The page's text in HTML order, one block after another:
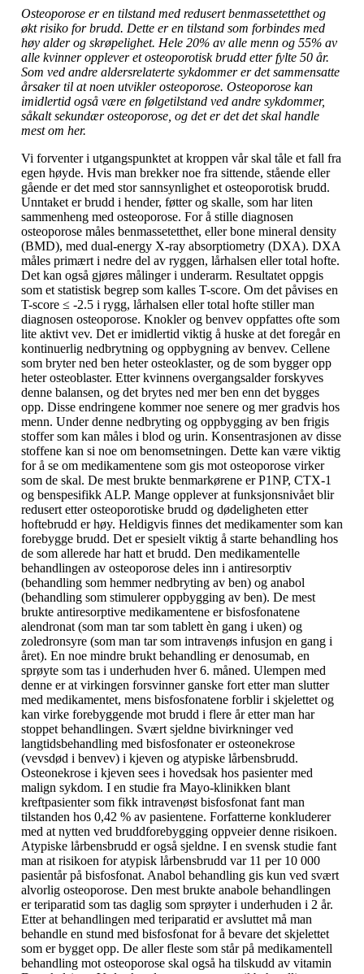
Osteoporose er en tilstand med redusert benmassetetthet og
økt risiko for brudd. Dette er en tilstand som forbindes med
høy alder og skrøpelighet. Hele 20% av alle menn og 55% av
alle kvinner opplever et osteoporotisk brudd etter fylte 50 år.
Som ved andre aldersrelaterte sykdommer er det sammensatte
årsaker til at noen utvikler osteoporose. Osteoporose kan
imidlertid også være en følgetilstand ved andre sykdommer,
såkalt sekundær osteoporose, og det er det det skal handle
mest om her.
Vi forventer i utgangspunktet at kroppen vår skal tåle et fall fra
egen høyde. Hvis man brekker noe fra sittende, stående eller
gående er det med stor sannsynlighet et osteoporotisk brudd.
Unntaket er brudd i hender, føtter og skalle, som har liten
sammenheng med osteoporose. For å stille diagnosen
osteoporose måles benmassetetthet, eller bone mineral density
(BMD), med dual-energy X-ray absorptiometry (DXA). DXA
måles primært i nedre del av ryggen, lårhalsen eller total hofte.
Det kan også gjøres målinger i underarm. Resultatet oppgis
som et statistisk begrep som kalles T-score. Om det påvises en
T-score ≤ -2.5 i rygg, lårhalsen eller total hofte stiller man
diagnosen osteoporose. Knokler og benvev oppfattes ofte som
lite aktivt vev. Det er imidlertid viktig å huske at det foregår en
kontinuerlig nedbrytning og oppbygning av benvev. Cellene
som bryter ned ben heter osteoklaster, og de som bygger opp
heter osteoblaster. Etter kvinnens overgangsalder forskyves
denne balansen, og det brytes ned mer ben enn det bygges
opp. Disse endringene kommer noe senere og mer gradvis hos
menn. Under denne nedbryting og oppbygging av ben frigis
stoffer som kan måles i blod og urin. Konsentrasjonen av disse
stoffene kan si noe om benomsetningen. Dette kan være viktig
for å se om medikamentene som gis mot osteoporose virker
som de skal. De mest brukte benmarkørene er P1NP, CTX-1
og benspesifikk ALP. Mange opplever at funksjonsnivået blir
redusert etter osteoporotiske brudd og dødeligheten etter
hoftebrudd er høy. Heldigvis finnes det medikamenter som kan
forebygge brudd. Det er spesielt viktig å starte behandling hos
de som allerede har hatt et brudd. Den medikamentelle
behandlingen av osteoporose deles inn i antiresorptiv
(behandling som hemmer nedbryting av ben) og anabol
(behandling som stimulerer oppbygging av ben). De mest
brukte antiresorptive medikamentene er bisfosfonatene
alendronat (som man tar som tablett èn gang i uken) og
zoledronsyre (som man tar som intravenøs infusjon en gang i
året). En noe mindre brukt behandling er denosumab, en
sprøyte som tas i underhuden hver 6. måned. Ulempen med
denne er at virkingen forsvinner ganske fort etter man slutter
med medikamentet, mens bisfosfonatene forblir i skjelettet og
kan virke forebyggende mot brudd i flere år etter man har
stoppet behandlingen. Svært sjeldne bivirkninger ved
langtidsbehandling med bisfosfonater er osteonekrose
(vevsdød i benvev) i kjeven og atypiske lårbensbrudd.
Osteonekrose i kjeven sees i hovedsak hos pasienter med
malign sykdom. I en studie fra Mayo-klinikken blant
kreftpasienter som fikk intravenøst bisfosfonat fant man
tilstanden hos 0,42 % av pasientene. Forfatterne konkluderer
med at nytten ved bruddforebygging oppveier denne risikoen.
Atypiske lårbensbrudd er også sjeldne. I en svensk studie fant
man at risikoen for atypisk lårbensbrudd var 11 per 10 000
pasientår på bisfosfonat. Anabol behandling gis kun ved svært
alvorlig osteoporose. Den mest brukte anabole behandlingen
er teriparatid som tas daglig som sprøyter i underhuden i 2 år.
Etter at behandlingen med teriparatid er avsluttet må man
behandle en stund med bisfosfonat for å bevare det skjelettet
som er bygget opp. De aller fleste som står på medikamentell
behandling mot osteoporose skal også ha tilskudd av vitamin